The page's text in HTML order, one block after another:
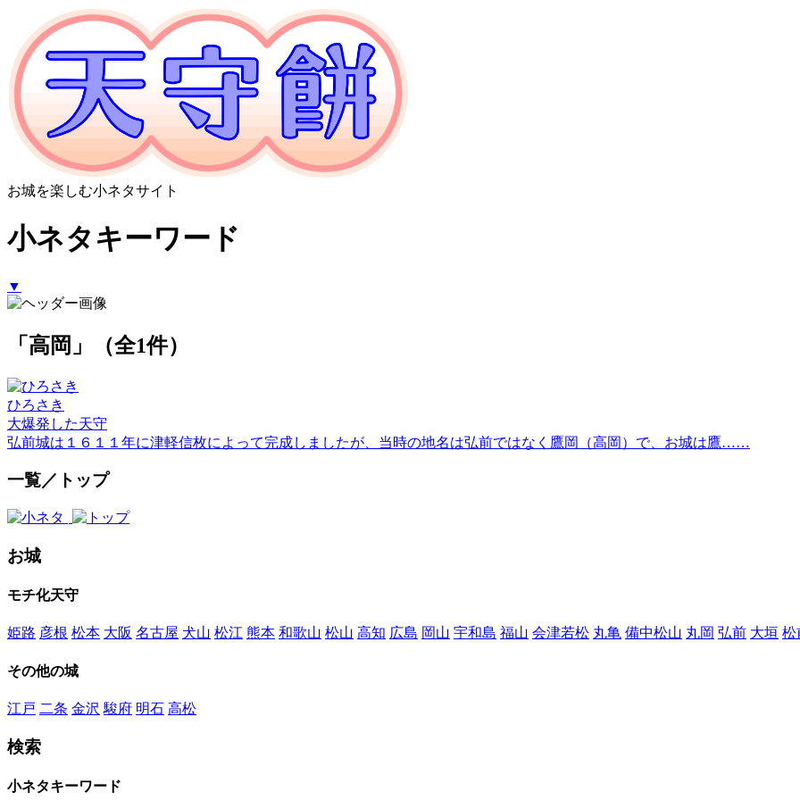
お城を楽しむ小ネタサイト
小ネタキーワード
▼
「高岡」（全1件）
ひろさき
大爆発した天守
弘前城は１６１１年に津軽信枚によって完成しましたが、当時の地名は弘前ではなく鷹岡（高岡）で、お城は鷹……
一覧／トップ
お城
モチ化天守
姫路 彦根 松本 大阪 名古屋 犬山 松江 熊本 和歌山 松山 高知 広島 岡山 宇和島 福山 会津若松 丸亀 備中松山 丸岡 弘前 大垣 松
その他の城
江戸 二条 金沢 駿府 明石 高松
検索
小ネタキーワード